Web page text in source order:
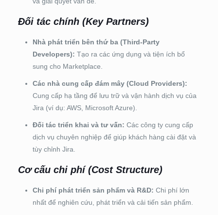
Đối tác chính (Key Partners)
Nhà phát triển bên thứ ba (Third-Party
Developers): Tạo ra các ứng dụng và tiện ích bổ
sung cho Marketplace.
Các nhà cung cấp đám mây (Cloud Providers):
Cung cấp hạ tầng để lưu trữ và vận hành dịch vụ của
Jira (ví dụ: AWS, Microsoft Azure).
Đối tác triển khai và tư vấn: Các công ty cung cấp
dịch vụ chuyên nghiệp để giúp khách hàng cài đặt và
tùy chỉnh Jira.
Cơ cấu chi phí (Cost Structure)
Chi phí phát triển sản phẩm và R&D: Chi phí lớn
nhất để nghiên cứu, phát triển và cải tiến sản phẩm.